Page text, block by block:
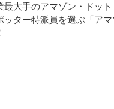
最大手のアマゾン・ドッ
ッター特派員を選ぶ「ア